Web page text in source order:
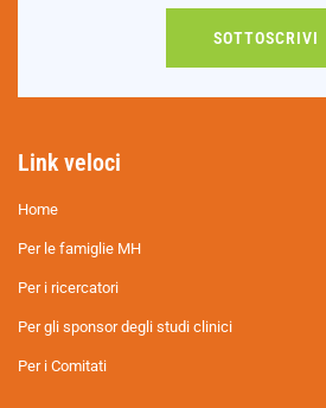
SOTTOSCRIVI
Link veloci
Home
Per le famiglie MH
Per i ricercatori
Per gli sponsor degli studi clinici
Per i Comitati